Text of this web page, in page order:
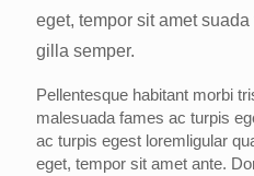
eget, tempor sit amet
gilla semper.
Pellentesque habitant morbi
malesuada fames ac turpis
ac turpis egest loremligular
eget, tempor sit amet ante.